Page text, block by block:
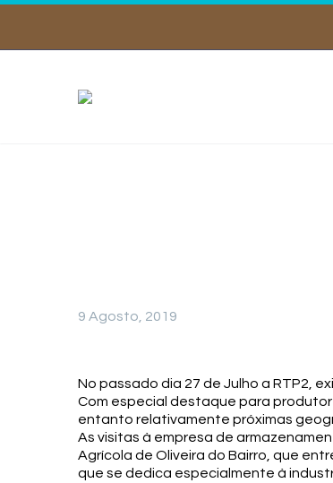
9 Agosto, 2019
No passado dia 27 de Julho a RTP2,
Com especial destaque para
entanto relativamente próximas
As visitas à empresa de
Agrícola de Oliveira do Bairro, que
que se dedica especialmente à